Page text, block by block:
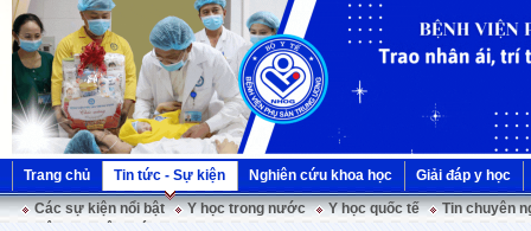
Trang chủ Tin tức - Sự kiện Nghiên cứu khoa học
Giải đáp y học
Các sự kiện nổi bật
Y học trong nước Y học quốc tế
Tin chuyên